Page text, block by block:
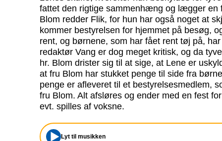
fattet den rigtige sammenhæng og lægger
Blom redder Flik, for hun har også noget at
kommer bestyrelsen for hjemmet på besøg,
rent, og børnene, som har fået rent tøj på,
redaktør Vang er dog meget kritisk, og da
hr. Blom drister sig til at sige, at Lene er
at fru Blom har stukket penge til side fra
penge er afleveret til et bestyrelsesmedlem,
fru Blom. Alt afsløres og ender med en fest
evt. spilles af voksne.
Lyt til musikken